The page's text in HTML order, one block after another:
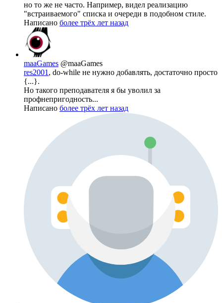
но то же не часто. Например, видел реализацию
"встраиваемого" списка и очереди в подобном стиле.
Написано более трёх лет назад
maaGames @maaGames
res2001 , do-while не нужно добавлять, достаточно просто
{...}.
Но такого преподавателя я бы уволил за
профнепригодность...
Написано более трёх лет назад